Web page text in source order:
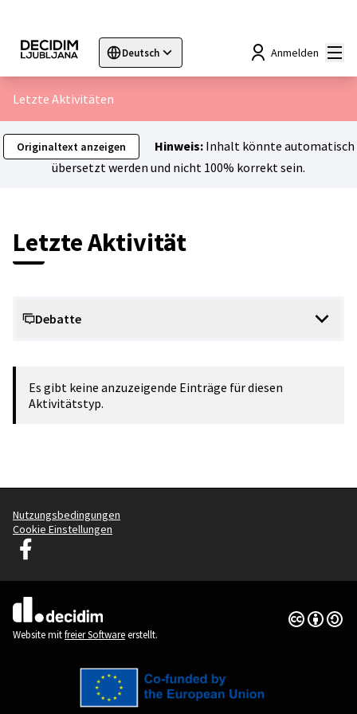
Deutsch
Sprache wählen Choose languageChoisir la langue
Anmelden
Letzte Aktivitäten
Originaltext anzeigen Hinweis:Inhalt könnte automatisch
übersetzt werden und nicht 100% korrekt sein.
Letzte Aktivität
Debatte
Es gibt keine anzuzeigende Einträge für diesen
Aktivitätstyp.
Nutzungsbedingungen
Cookie Einstellungen
Decidim Ljubljana auf Facebook
(Externer Link)
Website mitfreier Softwareerstellt.
Creative
(Externer